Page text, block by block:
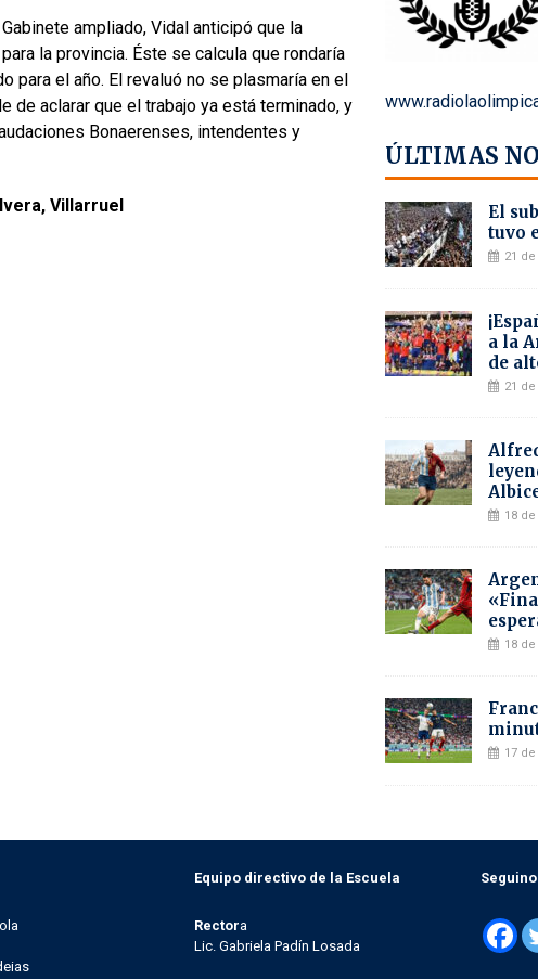
ampliado, Vidal anticipó que la
la provincia. Éste se calcula que rondaría
para el año. El revaluó no se plasmaría en el
de aclarar que el trabajo ya está terminado, y
Bonaerenses, intendentes y
Villarruel
ÚLTIMAS
El
tuvo
21
a la
de
21
18
18
17
Equipo directivo de la Escuela
Rectora
Lic. Gabriela Padín Losada